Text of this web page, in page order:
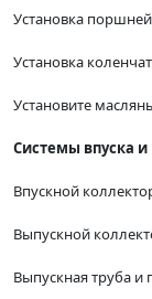
Установка поршней
Установка
Установите
Системы впуска и
Впускной
Выпускной
Выпускная труба и